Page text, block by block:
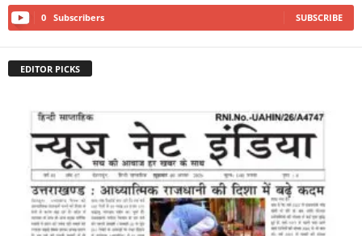
0 Subscribers SUBSCRIBE
EDITOR PICKS